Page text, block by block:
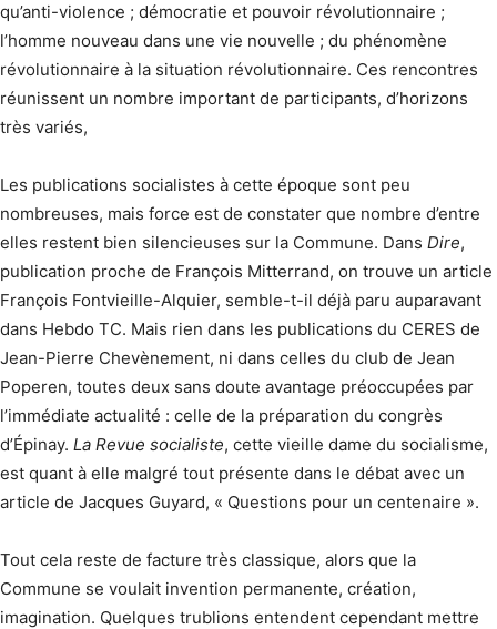
qu’anti-violence ; démocratie et pouvoir révolutionnaire ;
l’homme nouveau dans une vie nouvelle ; du phénomène
révolutionnaire à la situation révolutionnaire. Ces rencontres
réunissent un nombre important de participants, d’horizons
très variés,
Les publications socialistes à cette époque sont peu
nombreuses, mais force est de constater que nombre d’entre
elles restent bien silencieuses sur la Commune. Dans Dire,
publication proche de François Mitterrand, on trouve un article
François Fontvieille-Alquier, semble-t-il déjà paru auparavant
dans Hebdo TC. Mais rien dans les publications du CERES de
Jean-Pierre Chevènement, ni dans celles du club de Jean
Poperen, toutes deux sans doute avantage préoccupées par
l’immédiate actualité : celle de la préparation du congrès
d’Épinay. La Revue socialiste, cette vieille dame du socialisme,
est quant à elle malgré tout présente dans le débat avec un
article de Jacques Guyard, « Questions pour un centenaire ».
Tout cela reste de facture très classique, alors que la
Commune se voulait invention permanente, création,
imagination. Quelques trublions entendent cependant mettre